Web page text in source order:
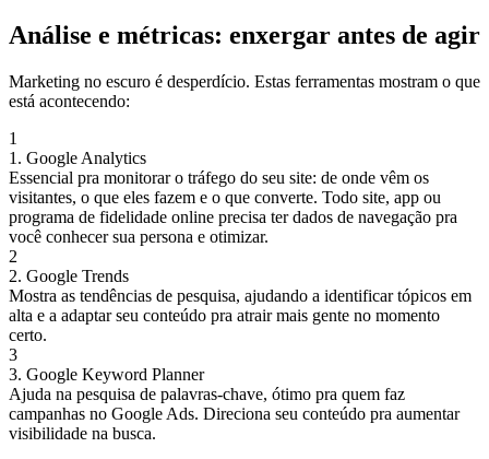
Análise e métricas: enxergar antes de agir
Marketing no escuro é desperdício. Estas ferramentas mostram o que
está acontecendo:
1
1. Google Analytics
Essencial pra monitorar o tráfego do seu site: de onde vêm os
visitantes, o que eles fazem e o que converte. Todo site, app ou
programa de fidelidade online precisa ter dados de navegação pra
você conhecer sua persona e otimizar.
2
2. Google Trends
Mostra as tendências de pesquisa, ajudando a identificar tópicos em
alta e a adaptar seu conteúdo pra atrair mais gente no momento
certo.
3
3. Google Keyword Planner
Ajuda na pesquisa de palavras-chave, ótimo pra quem faz
campanhas no Google Ads. Direciona seu conteúdo pra aumentar
visibilidade na busca.